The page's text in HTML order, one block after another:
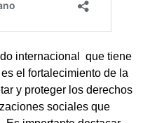
internacional que tiene
el fortalecimiento de la
y proteger los derechos
sociales que